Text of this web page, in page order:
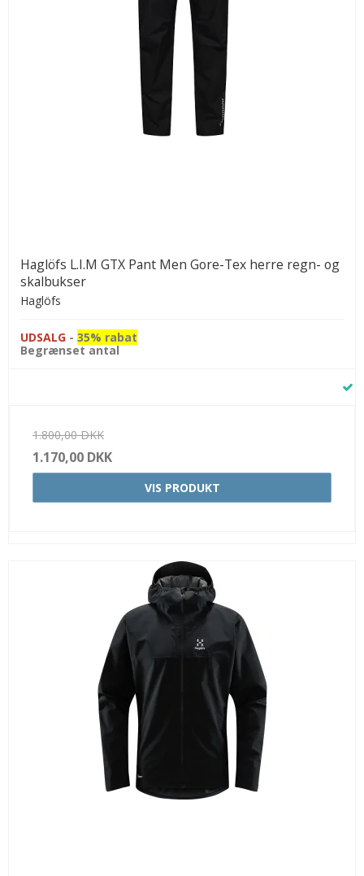
Haglöfs L.I.M GTX Pant Men Gore-Tex herre regn- og
skalbukser
Haglöfs
UDSALG - 35% rabat
Begrænset antal
1.800,00 DKK
1.170,00 DKK
VIS PRODUKT